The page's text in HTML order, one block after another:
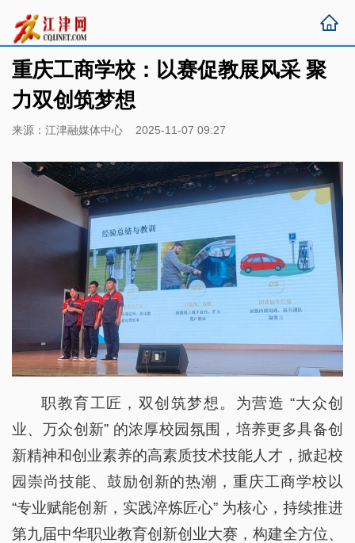
重庆工商学校：以赛促教展风采 聚
力双创筑梦想
来源：江津融媒体中心 2025-11-07 09:27
职教育工匠，双创筑梦想。为营造 “大众创
业、万众创新” 的浓厚校园氛围，培养更多具备创
新精神和创业素养的高素质技术技能人才，掀起校
园崇尚技能、鼓励创新的热潮，重庆工商学校以
“专业赋能创新，实践淬炼匠心” 为核心，持续推进
第九届中华职业教育创新创业大赛，构建全方位、